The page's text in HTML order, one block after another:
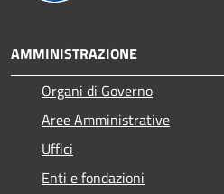
AMMINISTRAZIONE
Organi di Governo
Aree Amministrative
Uffici
Enti e fondazioni